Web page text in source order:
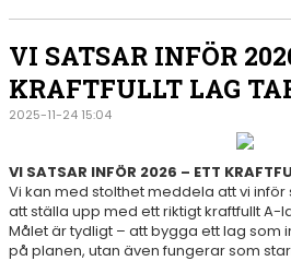
VI SATSAR INFÖR
KRAFTFULLT LAG
2025-11-24 15:04
VI SATSAR INFÖR 2026 – ETT
Vi kan med stolthet meddela att vi
att ställa upp med ett riktigt kraftfullt A-
Målet är tydligt – att bygga ett lag som
på planen, utan även fungerar som